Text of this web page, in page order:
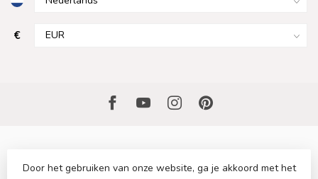
€
Door het gebruiken van onze website, ga je akkoord met het